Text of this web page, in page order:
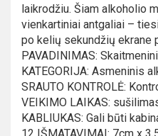
laikrodžiu. Šiam alkoholio
vienkartiniai antgaliai –
po kelių sekundžių ekrane
PAVADINIMAS:
KATEGORIJA: Asmeninis
SRAUTO KONTROLĖ:
VEIKIMO LAIKAS:
KABLIUKAS: Gali būti